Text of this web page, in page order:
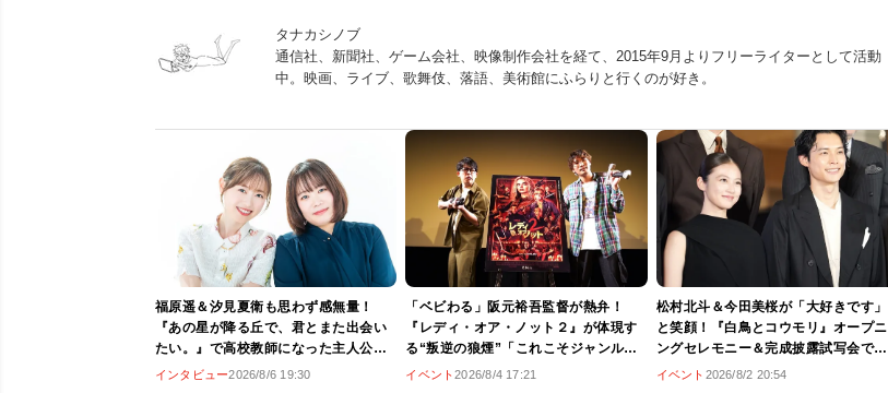
タナカシノブ
通信社、新聞社、ゲーム会社、映像制作会社を経て、2015年9月よりフリーライターとして活動
中。映画、ライブ、歌舞伎、落語、美術館にふらりと行くのが好き。
福原遥＆汐見夏衛も思わず感無量！
『あの星が降る丘で、君とまた出会い
たい。』で高校教師になった主人公の
想いと成長に胸を打たれる
インタビュー2026/8/6 19:30
「ベビわる」阪元裕吾監督が熱弁！
『レディ・オア・ノット２』が体現す
る“叛逆の狼煙”「これこそジャンル映
画のあるべき姿」
イベント2026/8/4 17:21
松村北斗＆今田美桜が「大好きです」
と笑顔！『白鳥とコウモリ』オープニ
ングセレモニー＆完成披露試写会で岸
善幸監督に2人揃ってラブコール
イベント 2026/8/2 20:54